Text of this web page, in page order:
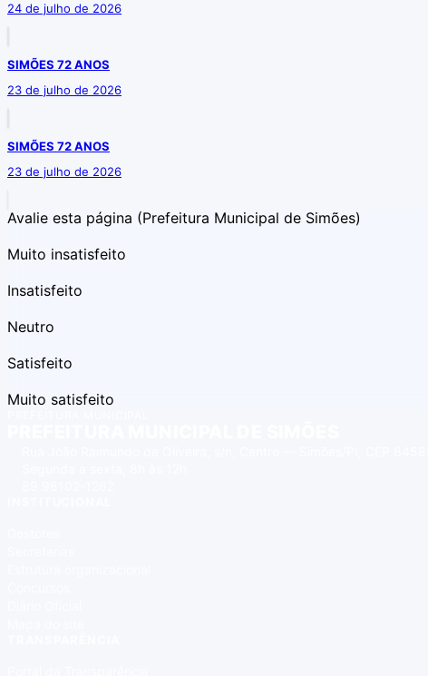
24 de julho de 2026
SIMÕES 72 ANOS
23 de julho de 2026
SIMÕES 72 ANOS
23 de julho de 2026
Avalie esta página (Prefeitura Municipal de Simões)
Muito insatisfeito
Insatisfeito
Neutro
Satisfeito
Muito satisfeito